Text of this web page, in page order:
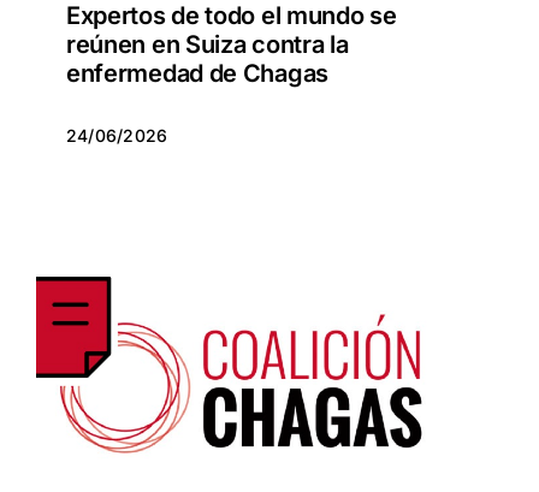
Expertos de todo el mundo se
reúnen en Suiza contra la
enfermedad de Chagas
24/06/2026
24/06/2026